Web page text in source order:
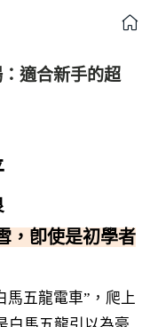
適合新手的超
，卽使是初學者
馬五龍電車”，爬上